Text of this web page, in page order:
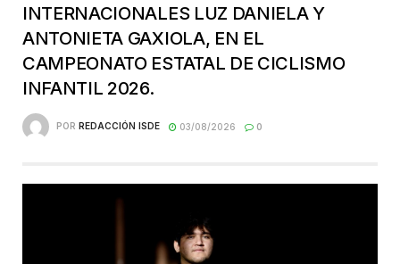
INTERNACIONALES LUZ DANIELA Y
ANTONIETA GAXIOLA, EN EL
CAMPEONATO ESTATAL DE CICLISMO
INFANTIL 2026.
POR REDACCIÓN ISDE 03/08/2026 0